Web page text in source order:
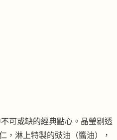
可或缺的經典點心。晶瑩剔透
，淋上特製的豉油（醬油），